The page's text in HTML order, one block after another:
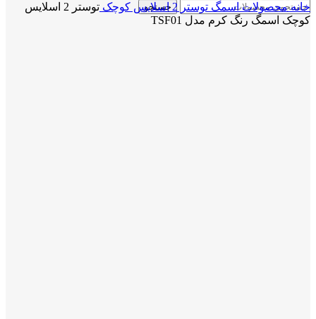
جستجو خانهمحصولات اسمگ توستر 2 اسلایس کوچک
توستر 2 اسلایس
کوچک اسمگ رنگ کرم مدل TSF01